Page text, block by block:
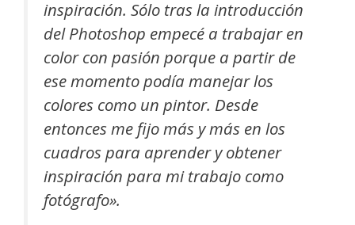
inspiración. Sólo tras la introducción
del Photoshop empecé a trabajar en
color con pasión porque a partir de
ese momento podía manejar los
colores como un pintor. Desde
entonces me fijo más y más en los
cuadros para aprender y obtener
inspiración para mi trabajo como
fotógrafo».